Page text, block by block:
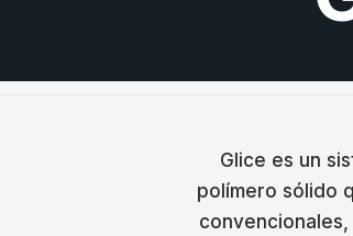
Čeština
Română
日本語
Glice es un
polímero sólido